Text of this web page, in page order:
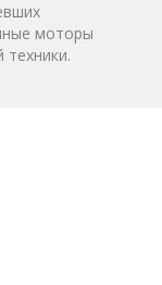
моторы